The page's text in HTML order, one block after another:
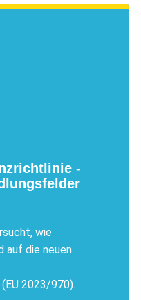
-
wie
auf die neuen
2023/970)…